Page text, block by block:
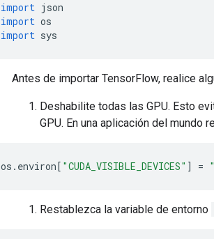
import json
import os
import sys
Antes de importar TensorFlow, realice
Deshabilite todas las GPU. Esto
GPU. En una aplicación del mundo
os . environ[ "CUDA_VISIBLE_DEVICES" ] =
Restablezca la variable de entorno